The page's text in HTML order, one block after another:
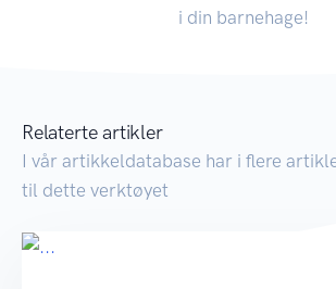
i din barnehage!
Relaterte artikler
I vår artikkeldatabase har i flere
til dette verktøyet